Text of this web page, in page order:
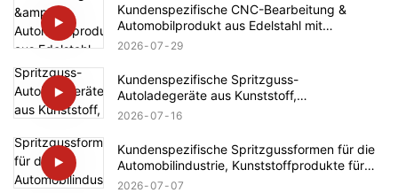
Kundenspezifische CNC-Bearbeitung &
Automobilprodukt aus Edelstahl mit
Gewindespindel für Rolls-Royce
2026 07 29
Kundenspezifische Spritzguss-
Autoladegeräte aus Kunststoff,
Automobilteileherstellung für Tesla
2026 07 16
Kundenspezifische Spritzgussformen für die
Automobilindustrie, Kunststoffprodukte für
BMW
2026 07 07